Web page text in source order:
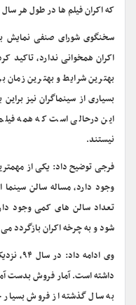
که اکران فیلم ها در طول هر
سخنگوی شورای صنفی نمایش
اکران همخوانی ندارد، تاکید
بهترین شرایط و بهترین زمان
بسیاری از سینماگران نیز
این درحالی است که همه فیلم
نیستند.
فرجی توضیح داد: یکی از
وجود دارد، مساله سالن
تعداد سالن های کمی وجود
شود و به چرخه اکران بازگردد
داشته است. آمار فروش بدست
به سال گذشته از فروش